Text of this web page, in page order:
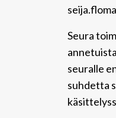
Seura
seuralle
suhdetta